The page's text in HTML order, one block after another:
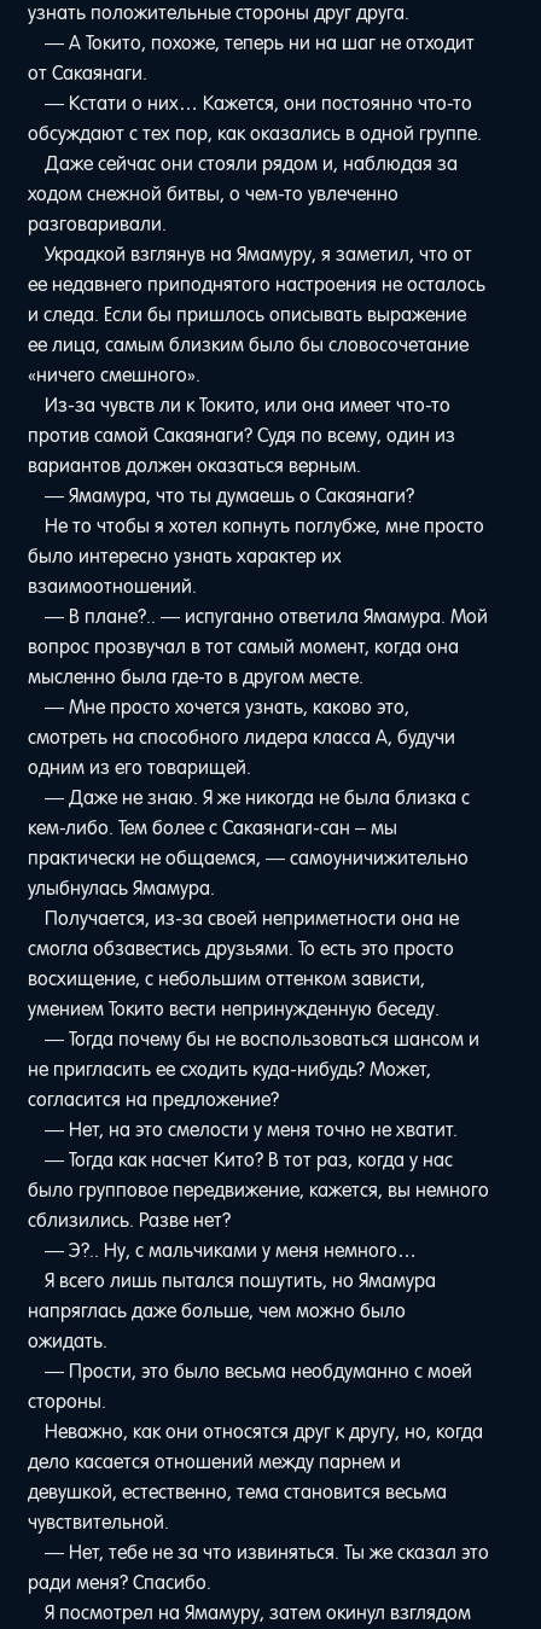
узнать положительные стороны друг друга.
— А Токито, похоже, теперь ни на шаг не отходит
от Сакаянаги.
— Кстати о них… Кажется, они постоянно что-то
обсуждают с тех пор, как оказались в одной группе.
Даже сейчас они стояли рядом и, наблюдая за
ходом снежной битвы, о чем-то увлеченно
разговаривали.
Украдкой взглянув на Ямамуру, я заметил, что от
ее недавнего приподнятого настроения не осталось
и следа. Если бы пришлось описывать выражение
ее лица, самым близким было бы словосочетание
«ничего смешного».
Из-за чувств ли к Токито, или она имеет что-то
против самой Сакаянаги? Судя по всему, один из
вариантов должен оказаться верным.
— Ямамура, что ты думаешь о Сакаянаги?
Не то чтобы я хотел копнуть поглубже, мне просто
было интересно узнать характер их
взаимоотношений.
— В плане?.. — испуганно ответила Ямамура. Мой
вопрос прозвучал в тот самый момент, когда она
мысленно была где-то в другом месте.
— Мне просто хочется узнать, каково это,
смотреть на способного лидера класса A, будучи
одним из его товарищей.
— Даже не знаю. Я же никогда не была близка с
кем-либо. Тем более с Сакаянаги-сан – мы
практически не общаемся, — самоуничижительно
улыбнулась Ямамура.
Получается, из-за своей неприметности она не
смогла обзавестись друзьями. То есть это просто
восхищение, с небольшим оттенком зависти,
умением Токито вести непринужденную беседу.
— Тогда почему бы не воспользоваться шансом и
не пригласить ее сходить куда-нибудь? Может,
согласится на предложение?
— Нет, на это смелости у меня точно не хватит.
— Тогда как насчет Кито? В тот раз, когда у нас
было групповое передвижение, кажется, вы немного
сблизились. Разве нет?
— Э?.. Ну, с мальчиками у меня немного…
Я всего лишь пытался пошутить, но Ямамура
напряглась даже больше, чем можно было
ожидать.
— Прости, это было весьма необдуманно с моей
стороны.
Неважно, как они относятся друг к другу, но, когда
дело касается отношений между парнем и
девушкой, естественно, тема становится весьма
чувствительной.
— Нет, тебе не за что извиняться. Ты же сказал это
ради меня? Спасибо.
Я посмотрел на Ямамуру, затем окинул взглядом